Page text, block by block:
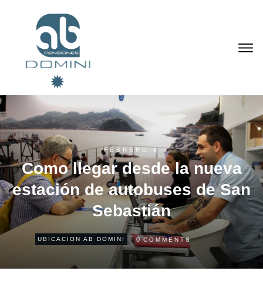
FEBRERO 8
Como llegar desde la nueva
estación de autobuses de San
Sebastián
UBICACION AB DOMINI 0 COMMENTS